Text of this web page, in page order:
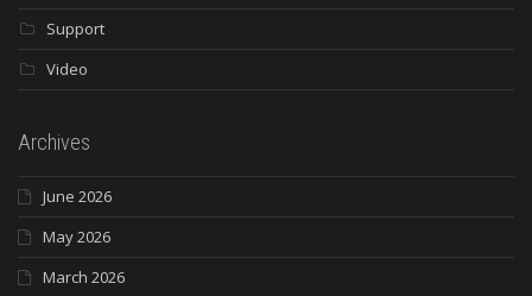
Support
Video
Archives
June 2026
May 2026
March 2026